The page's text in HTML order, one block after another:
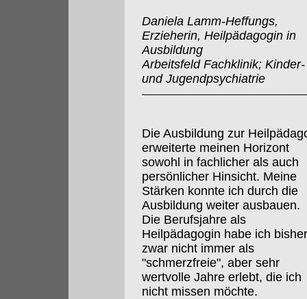
Daniela Lamm-Heffungs,
Erzieherin, Heilpädagogin in
Ausbildung
Arbeitsfeld Fachklinik; Kinder-
und Jugendpsychiatrie
Die Ausbildung zur
erweiterte meinen Horizont
sowohl in fachlicher als auch
persönlicher Hinsicht. Meine
Stärken konnte ich durch die
Ausbildung weiter ausbauen.
Die Berufsjahre als
Heilpädagogin habe ich bisher
zwar nicht immer als
"schmerzfreie", aber sehr
wertvolle Jahre erlebt, die ich
nicht missen möchte.